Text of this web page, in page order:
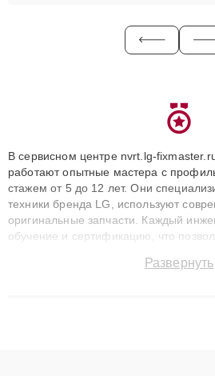
В сервисном центре nvrt.lg-
работают опытные мастера с
стажем от 5 до 12 лет. Они
техники бренда LG, используют
оригинальные запчасти. Каждый
обучение и сертификацию, что
сохранением гарантии до 3 лет.
Развернуть